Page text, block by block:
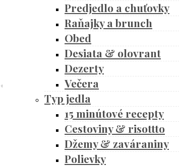
Predjedlo a chuťovky
Raňajky a brunch
Obed
Desiata & olovrant
Dezerty
Večera
Typ jedla
15 minútové recepty
Cestoviny & risottto
Džemy & zaváraniny
Polievky